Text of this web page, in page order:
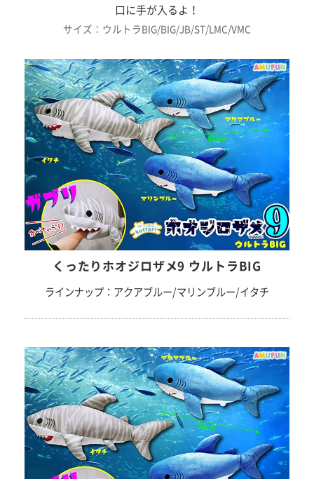
口に手が入るよ！
サイズ：ウルトラBIG/BIG/JB/ST/LMC/VMC
くったりホオジロザメ9 ウルトラBIG
ラインナップ：アクアブルー/マリンブルー/イタチ